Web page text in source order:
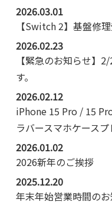
2026.03.01
【Switch 2】基盤修
2026.02.23
【緊急のお知らせ】
す。
2026.02.12
iPhone 15 Pro / 15
ラバースマホケース
2026.01.02
2026新年のご挨拶
2025.12.20
年末年始営業時間の